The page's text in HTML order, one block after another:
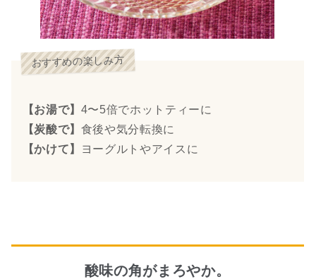
おすすめの楽しみ方
【お湯で】 4〜5倍でホットティーに
【炭酸で】 食後や気分転換に
【かけて】
ヨーグルトやアイスに
酸味の角がまろやか。